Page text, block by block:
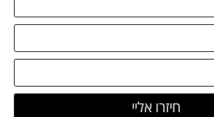
חיזרו אליי